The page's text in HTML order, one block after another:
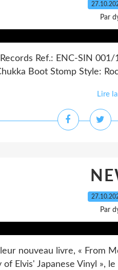
Par
Ref.: ENC-SIN
Boot Stomp Style:
Lire
Par
nouveau livre, « From
Elvis' Japanese Vinyl »,